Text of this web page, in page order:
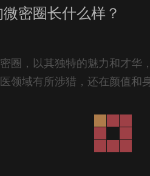
密圈长什么样？
圈，以其独特的魅力和才华
领域有所涉猎，还在颜值和